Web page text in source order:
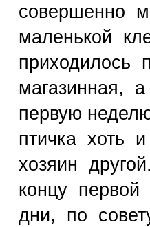
совершенно
маленькой
магазинная,
первую
птичка хоть
хозяин
концу
дни, по